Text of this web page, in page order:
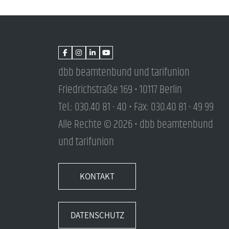
dbb beamtenbund und tarifunion
Friedrichstraße 169 • 10117 Berlin
Tel.: 030.40 81 - 40 • Fax: 030.40 81 - 49 99
Alle Rechte © 2026 • dbb beamtenbund
und tarifunion
KONTAKT
DATENSCHUTZ